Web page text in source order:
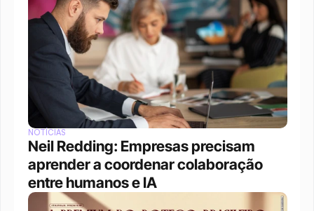
NOTÍCIAS
Neil Redding: Empresas precisam
aprender a coordenar colaboração
entre humanos e IA